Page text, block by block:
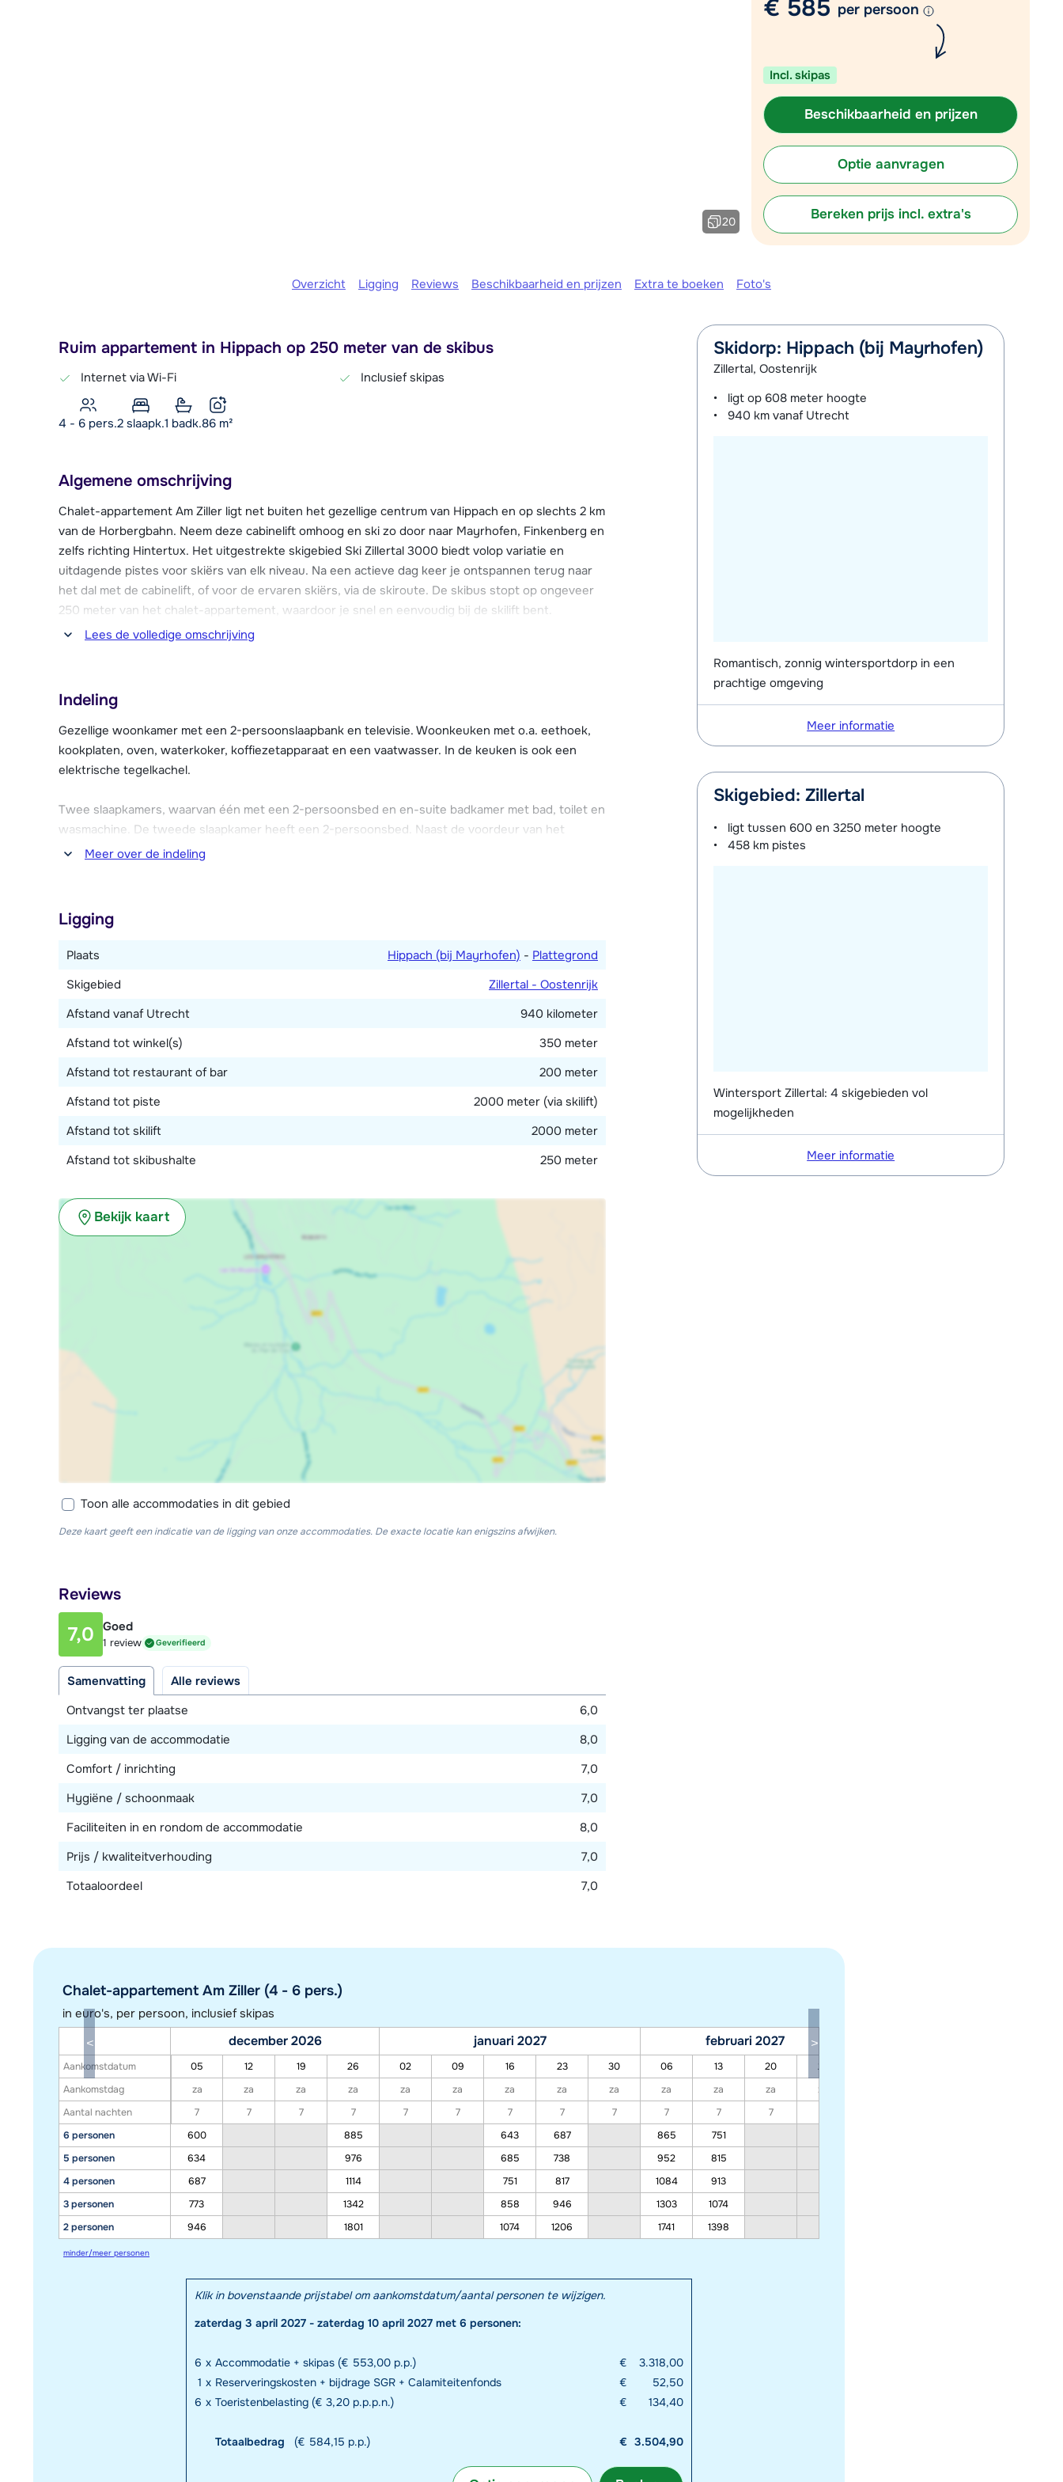
Plan een terugbelverzoek
Chat met wintersportspecialist
Bel ons via 0348 - 43 46 49
20
€ 585 per persoon
Incl. skipas
Beschikbaarheid en prijzen
Optie aanvragen
Bereken prijs incl. extra's
Overzicht Ligging Reviews Beschikbaarheid en prijzen Extra te boeken Foto's
Ruim appartement in Hippach op 250 meter van de skibus
Internet via Wi-Fi Inclusief skipas
4 - 6 pers.2 slaapk.1 badk.86 m²
Algemene omschrijving
Chalet-appartement Am Ziller ligt net buiten het gezellige centrum van Hippach en op slechts 2 km
van de Horbergbahn. Neem deze cabinelift omhoog en ski zo door naar Mayrhofen, Finkenberg en
zelfs richting Hintertux. Het uitgestrekte skigebied Ski Zillertal 3000 biedt volop variatie en
uitdagende pistes voor skiërs van elk niveau. Na een actieve dag keer je ontspannen terug naar
het dal met de cabinelift, of voor de ervaren skiërs, via de skiroute. De skibus stopt op ongeveer
250 meter van het chalet-appartement, waardoor je snel en eenvoudig bij de skilift bent.
winkels en zelfs een bioscoop kunt vinden.
Appartement Am Ziller beschikt over een ruim balkon met mooi uitzicht op de omgeving. Verder
heeft het appartement een wasmachine, Wi-Fi en een gedeelde skiberging met
Lees de volledige omschrijving
Indeling
Gezellige woonkamer met een 2-persoonslaapbank en televisie. Woonkeuken met o.a. eethoek,
kookplaten, oven, waterkoker, koffiezetapparaat en een vaatwasser. In de keuken is ook een
elektrische tegelkachel.
Twee slaapkamers, waarvan één met een 2-persoonsbed en en-suite badkamer met bad, toilet en
wasmachine. De tweede slaapkamer heeft een 2-persoonsbed. Naast de voordeur van het
appartement is nog een extra toilet.
Meer over de indeling
Ligging
Plaats Hippach (bij Mayrhofen) - Plattegrond
Skigebied
Zillertal - Oostenrijk
Afstand vanaf Utrecht
940 kilometer
Afstand tot winkel(s)
350 meter
Afstand tot restaurant of bar
200 meter
Afstand tot piste
2000 meter (via skilift)
Afstand tot skilift
2000 meter
Afstand tot skibushalte
250 meter
Bekijk kaart
Toon alle accommodaties in dit gebied
Deze kaart geeft een indicatie van de ligging van onze accommodaties. De exacte locatie kan enigszins afwijken.
Reviews
7,0 Goed
1 review Geverifieerd
Samenvatting
Alle reviews
Ontvangst ter plaatse
6,0
Ligging van de accommodatie
8,0
Comfort / inrichting
7,0
Hygiëne / schoonmaak
7,0
Faciliteiten in en rondom de accommodatie
8,0
Prijs / kwaliteitverhouding
7,0
Totaaloordeel
7,0
Chalet-appartement Am Ziller (4 - 6 pers.)
in euro's, per persoon, inclusief skipas
Aankomstdatum
Aankomstdag
Aantal nachten
6 personen
5 personen
4 personen
3 personen
2 personen
december 2026 januari 2027 februari 2027
05 12 19 26 02 09 16 23 30 06 13 20 27
za
za za za za za za za za za za za za
7
7 7 7 7 7 7 7 7 7 7 7
600
885 643 687 865 751
634
976 685 738 952 815
687
1114 751 817 1084 913
773
1342 858 946 1303 1074
946
1801 1074 1206 1741 1398
minder/meer personen
Klik in bovenstaande prijstabel om aankomstdatum/aantal personen te wijzigen.
zaterdag 3 april 2027 - zaterdag 10 april 2027 met 6 personen:
6 x Accommodatie + skipas (€ 553,00 p.p.) €
3.318,00
1 x Reserveringskosten + bijdrage SGR + Calamiteitenfonds €
52,50
6 x Toeristenbelasting (€ 3,20 p.p.p.n.) € 134,40
Totaalbedrag (€ 584,15 p.p.) € 3.504,90
Skidorp: Hippach (bij Mayrhofen)
Zillertal, Oostenrijk
ligt op 608 meter hoogte
940 km vanaf Utrecht
Romantisch, zonnig wintersportdorp in een
prachtige omgeving
Meer informatie
Skigebied: Zillertal
ligt tussen 600 en 3250 meter hoogte
458 km pistes
Wintersport Zillertal: 4 skigebieden vol
mogelijkheden
Meer informatie